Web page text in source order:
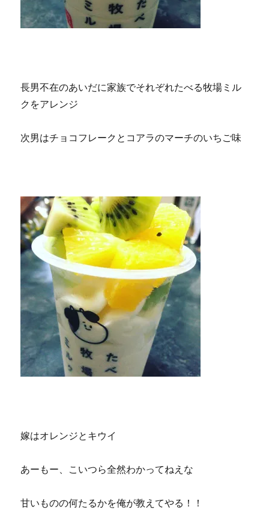
長男不在のあいだに家族でそれぞれたべる牧場ミル
クをアレンジ
次男はチョコフレークとコアラのマーチのいちご味
嫁はオレンジとキウイ
あーもー、こいつら全然わかってねえな
甘いものの何たるかを俺が教えてやる！！